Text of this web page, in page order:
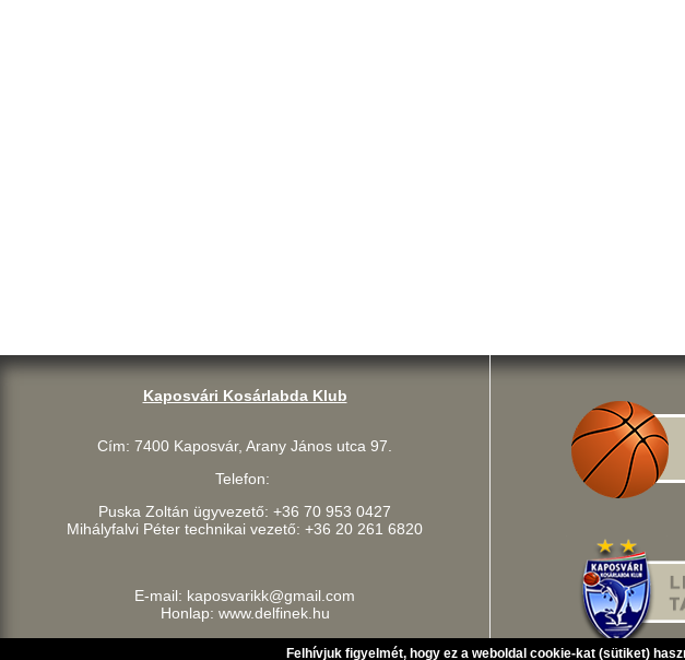
Felhívjuk figyelmét, hogy ez a weboldal cookie-kat (sütiket)
Kaposvári Kosárlabda Klub
Cím: 7400 Kaposvár, Arany János utca 97.
Telefon:
Puska Zoltán ügyvezető: +36 70 953 0427
Mihályfalvi Péter technikai vezető: +36 20 261 6820
E-mail: kaposvarikk@gmail.com
Honlap: www.delfinek.hu